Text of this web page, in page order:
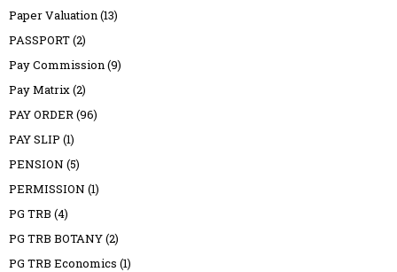
Paper Valuation(13)
PASSPORT(2)
Pay Commission(9)
Pay Matrix(2)
PAY ORDER(96)
PAY SLIP (1)
PENSION (5)
PERMISSION (1)
PG TRB (4)
PG TRB BOTANY(2)
PG TRB Economics (1)